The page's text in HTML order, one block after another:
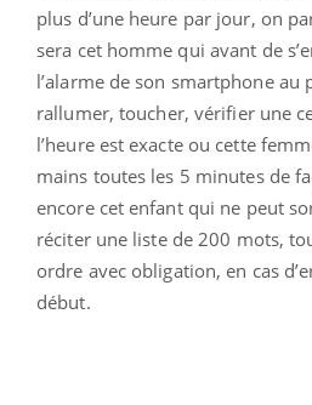
plus d’une heure par jour, on
sera cet homme qui avant de
l’alarme de son smartphone au
rallumer, toucher, vérifier une
l’heure est exacte ou cette
mains toutes les 5 minutes de
encore cet enfant qui ne peut
réciter une liste de 200 mots,
ordre avec obligation, en cas
début.